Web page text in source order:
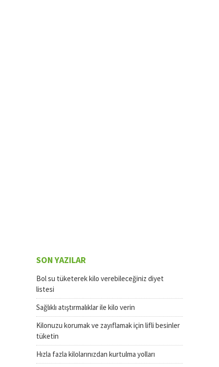
SON YAZILAR
Bol su tüketerek kilo verebileceğiniz diyet
listesi
Sağlıklı atıştırmalıklar ile kilo verin
Kilonuzu korumak ve zayıflamak için lifli besinler
tüketin
Hızla fazla kilolarınızdan kurtulma yolları